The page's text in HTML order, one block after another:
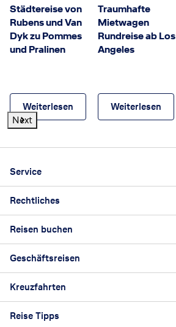
Städtereise von
Rubens und Van
Dyk zu Pommes
und Pralinen
Weiterlesen
Traumhafte
Mietwagen
Rundreise ab Los
Angeles
Weiterlesen
Next
Service
Unternehmen
Online Check-in Fluggesellschaften
Karriere
Rechtliches
Datenschutz
Barrierefreiheitsstärkungsgesetz
Reiseversicherung widerrufen
Reisen buchen
Unsere Gruppen- und Sonderreisen
Hotel
Geschäftsreisen
Geschäftsreisen
Kreuzfahrten
Kreuzfahrten
Reise Tipps